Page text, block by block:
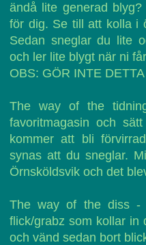
ändå lite generad
för dig. Se till att kolla i
Sedan sneglar du lite
och ler lite blygt när ni
OBS: GÖR INTE
The way of the
favoritmagasin och
kommer att bli
synas att du sneglar.
Örnsköldsvik och det
The way of the diss -
flick/grabz som kollar in
och vänd sedan bort